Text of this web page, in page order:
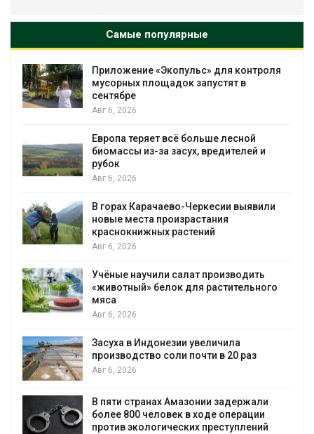
Самые популярные
Приложение «Экопульс» для контроля
мусорных площадок запустят в
сентябре
Авг 6, 2026
Европа теряет всё больше лесной
биомассы из-за засух, вредителей и
рубок
Авг 6, 2026
В горах Карачаево-Черкесии выявили
новые места произрастания
краснокнижных растений
Авг 6, 2026
Учёные научили салат производить
«животный» белок для растительного
мяса
Авг 6, 2026
Засуха в Индонезии увеличила
производство соли почти в 20 раз
Авг 6, 2026
В пяти странах Амазонии задержали
более 800 человек в ходе операции
против экологических преступлений